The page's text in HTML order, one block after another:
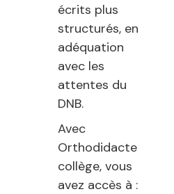
écrits plus
structurés, en
adéquation
avec les
attentes du
DNB.
Avec
Orthodidacte
collège, vous
avez accès à :